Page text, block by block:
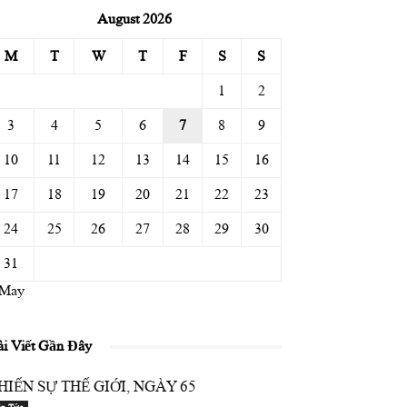
August 2026
M T W T F S S
1 2
3 4 5 6 7 8 9
10 11 12 13 14 15 16
17 18 19 20 21 22 23
24 25 26 27 28 29 30
31
Viết Gần Đây
SỰ THẾ GIỚI, NGÀY 65